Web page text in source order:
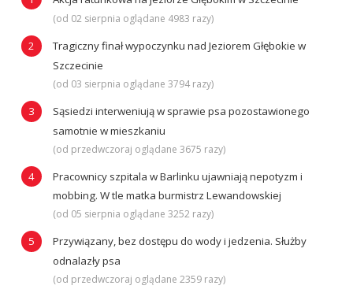
(od 02 sierpnia oglądane 4983 razy)
Tragiczny finał wypoczynku nad Jeziorem Głębokie w
Szczecinie
(od 03 sierpnia oglądane 3794 razy)
Sąsiedzi interweniują w sprawie psa pozostawionego
samotnie w mieszkaniu
(od przedwczoraj oglądane 3675 razy)
Pracownicy szpitala w Barlinku ujawniają nepotyzm i
mobbing. W tle matka burmistrz Lewandowskiej
(od 05 sierpnia oglądane 3252 razy)
Przywiązany, bez dostępu do wody i jedzenia. Służby
odnalazły psa
(od przedwczoraj oglądane 2359 razy)